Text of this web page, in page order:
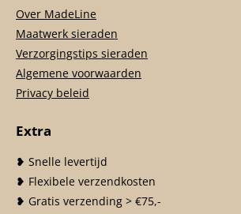
Over MadeLine
Maatwerk sieraden
Verzorgingstips sieraden
Algemene voorwaarden
Privacy beleid
Extra
❥ Snelle levertijd
❥ Flexibele verzendkosten
❥ Gratis verzending > €75,-